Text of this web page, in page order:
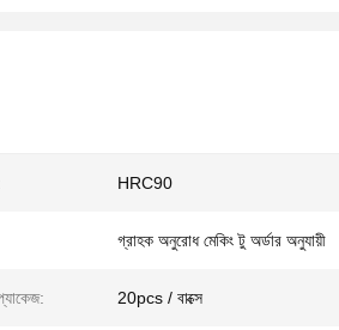
HRC90
গ্রাহক অনুরোধ মেকিং টু অর্ডার অনুযায়ী
20pcs / বাক্সে